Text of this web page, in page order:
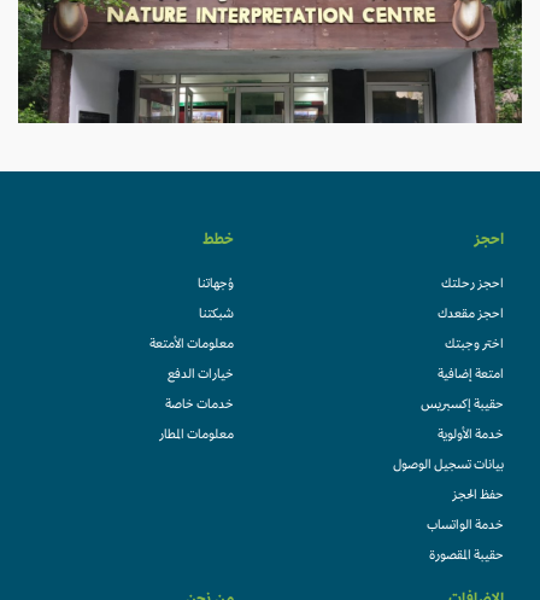
احجز
احجز رحلتك
احجز مقعدك
اختر وجبتك
امتعة إضافية
حقيبة إكسبريس
خدمة الأولوية
بيانات تسجيل الوصول
حفظ الحجز
خدمة الواتساب
حقيبة المقصورة
خطط
وُجهاتنا
شبكتنا
معلومات الأمتعة
خيارات الدفع
خدمات خاصة
معلومات المطار